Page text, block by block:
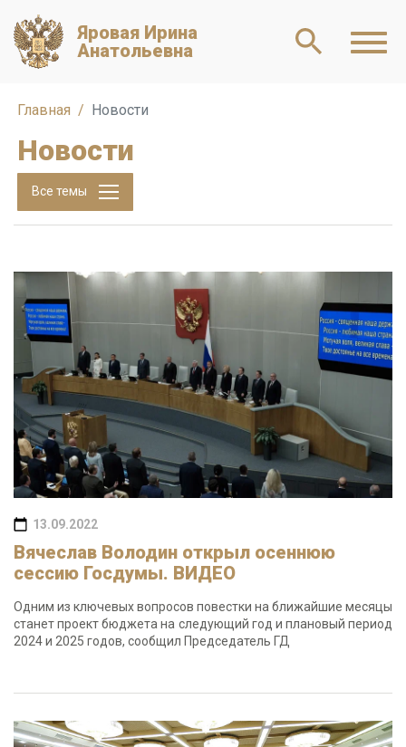
Яровая Ирина
Анатольевна
Главная Новости
Новости
Все темы
13.09.2022
Вячеслав Володин открыл осеннюю
сессию Госдумы. ВИДЕО
Одним из ключевых вопросов повестки на ближайшие месяцы
станет проект бюджета на следующий год и плановый период
2024 и 2025 годов, сообщил Председатель ГД